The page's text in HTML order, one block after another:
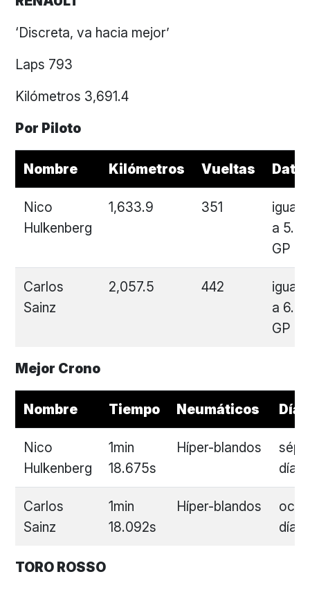
‘Discreta, va hacia mejor’
Laps 793
Kilómetros 3,691.4
Por Piloto
Nombre Kilómetros Vueltas Dato
Nico
Hulkenberg
1,633.9 351
igual
a 5.3
GP
Carlos
Sainz
2,057.5 442
igual
a 6.6
GP
Mejor Crono
Nombre Tiempo Neumáticos Día
Nico
Hulkenberg
1min
18.675s
Híper-blandos
día
Carlos
Sainz
1min
18.092s
Híper-blandos
día
TORO ROSSO